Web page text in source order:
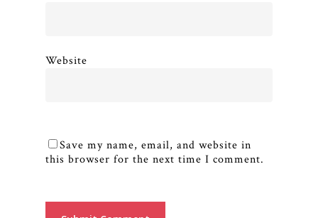
Website
Save my name, email, and website in
this browser for the next time I comment.